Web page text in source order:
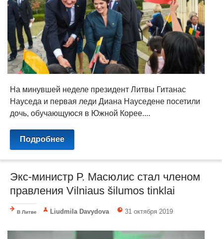
На минувшей неделе президент Литвы Гитанас
Науседа и первая леди Диана Науседене посетили
дочь, обучающуюся в Южной Корее....
Подробнее
Экс-министр Р. Масюлис стал членом
правления Vilniaus šilumos tinklai
В Литве Liudmila Davydova 31 октября 2019